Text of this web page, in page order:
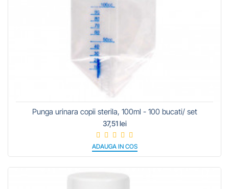
Punga urinara copii sterila, 100ml - 100 bucati/ set
37,51 lei
ADAUGA IN COS